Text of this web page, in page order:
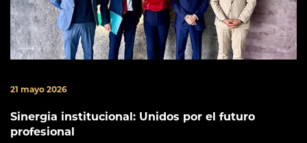
21 mayo 2026
Sinergia institucional: Unidos por el futuro
profesional